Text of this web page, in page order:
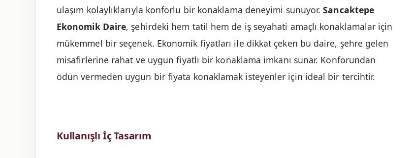
ulaşım kolaylıklarıyla konforlu bir konaklama deneyimi sunuyor.Sancaktepe
Ekonomik Daire, şehirdeki hem tatil hem de iş seyahati amaçlı konaklamalar için
mükemmel bir seçenek. Ekonomik fiyatları ile dikkat çeken bu daire, şehre gelen
misafirlerine rahat ve uygun fiyatlı bir konaklama imkanı sunar. Konforundan
ödün vermeden uygun bir fiyata konaklamak isteyenler için ideal bir tercihtir.
Kullanışlı İç Tasarım